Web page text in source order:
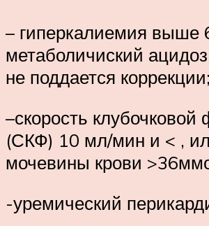
– гиперкалиемия выше
метаболичиский
не поддается коррекции;
–скорость клубочковой
(СКФ) 10 мл/мин и < ,
мочевины крови
-уремический